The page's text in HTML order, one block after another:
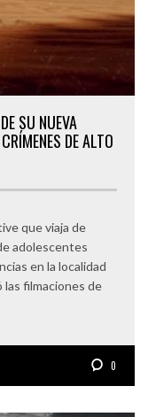
SU NUEVA
DE ALTO
que viaja de
adolescentes
en la localidad
las filmaciones de
0